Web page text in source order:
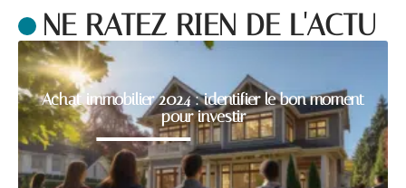
NE RATEZ RIEN DE L'ACTU
Achat immobilier 2024 : identifier le bon moment
pour investir